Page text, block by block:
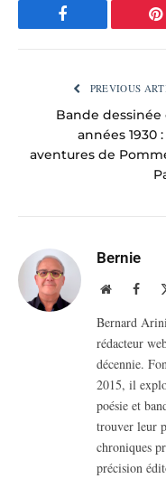
Facebook
PREVIOUS
Bande dessinée
années 1930
aventures de
Bernie
Website
Bernard
rédacteur
décennie.
2015, il
poésie et
trouver leur
chroniques
précision